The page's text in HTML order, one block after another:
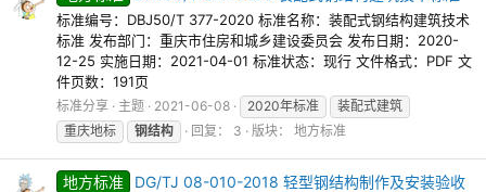
标准编号：DBJ50/T 377-2020 标准名称：装配式钢结构建筑技术
标准 发布部门：重庆市住房和城乡建设委员会 发布日期：2020-
12-25 实施日期：2021-04-01 标准状态：现行 文件格式：PDF 文
件页数：191页
标准分享 主题 2021-06-08 2020年标准
装配式建筑
重庆地标
钢结构 回复： 3 版块： 地方标准
地方标准
DG/TJ 08-010-2018 轻型钢结构制作及安装验收